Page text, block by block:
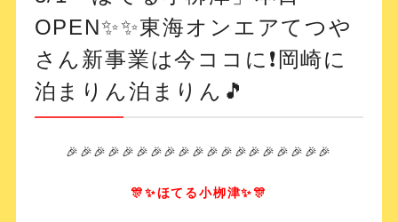
OPEN✨✨東海オンエアてつや
さん新事業は今ココに❗️岡崎に
泊まりん泊まりん🎵
🎉🎉🎉🎉🎉🎉🎉🎉🎉🎉🎉🎉🎉🎉🎉🎉🎉🎉🎉
🎊✨ほてる小栁津✨🎊